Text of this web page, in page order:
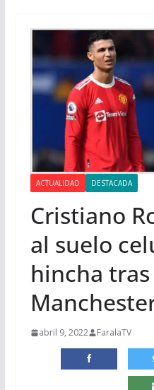
ACTUALIDAD DESTACADA
Cristiano
al suelo
hincha
abril 9, 2022 FaralaTV